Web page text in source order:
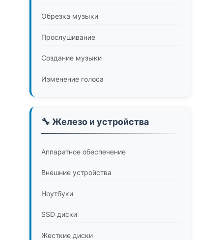
Обрезка музыки
Прослушивание
Создание музыки
Изменение голоса
🔧 Железо и устройства
Аппаратное обеспечение
Внешние устройства
Ноутбуки
SSD диски
Жесткие диски